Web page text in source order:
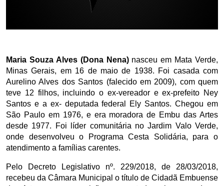
Maria Souza Alves (Dona Nena) nasceu em Mata Verde,
Minas Gerais, em 16 de maio de 1938. Foi casada com
Aurelino Alves dos Santos (falecido em 2009), com quem
teve 12 filhos, incluindo o ex-vereador e ex-prefeito Ney
Santos e a ex- deputada federal Ely Santos. Chegou em
São Paulo em 1976, e era moradora de Embu das Artes
desde 1977. Foi líder comunitária no Jardim Valo Verde,
onde desenvolveu o Programa Cesta Solidária, para o
atendimento a famílias carentes.
Pelo Decreto Legislativo nº. 229/2018, de 28/03/2018,
recebeu da Câmara Municipal o título de Cidadã Embuense